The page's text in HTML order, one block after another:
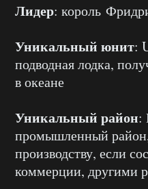
Лидер: король
Уникальный юнит:
подводная лодка,
в океане
Уникальный район:
промышленный
производству, если
коммерции, другими